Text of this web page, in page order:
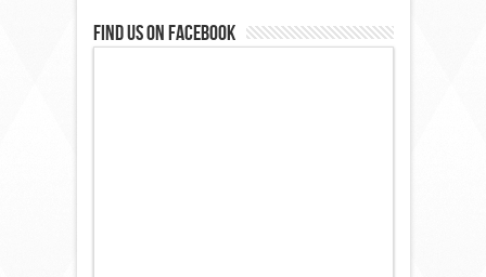
Find us on Facebook